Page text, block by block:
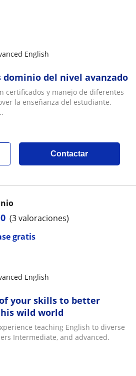
English
dominio del nivel avanzado
certificados y manejo de diferentes
la enseñanza del estudiante.
Contactar
gratis
(3 valoraciones)
English
your skills to better
wild world
teaching English to diverse
Intermediate, and advanced.